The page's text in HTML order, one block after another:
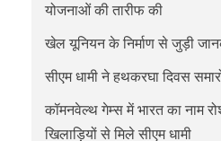
योजनाओं की तारीफ की
खेल यूनियन के निर्माण से जुड़ी
सीएम धामी ने हथकरघा दिवस
कॉमनवेल्थ गेम्स में भारत का नाम
खिलाड़ियों से मिले सीएम धामी